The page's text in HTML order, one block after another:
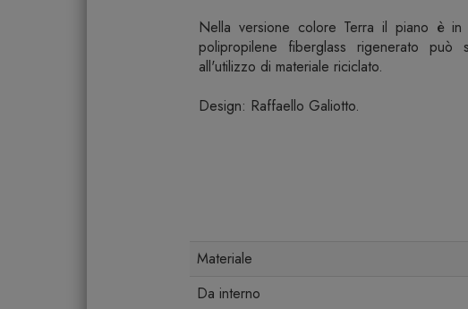
Nella versione colore Terra il piano è in
polipropilene fiberglass rigenerato
all'utilizzo di materiale riciclato.
Design: Raffaello Galiotto.
Materiale
Da interno